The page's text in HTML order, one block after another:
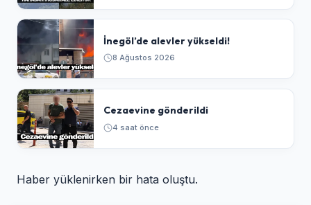
İnegöl’de alevler yükseldi!
8 Ağustos 2026
Cezaevine gönderildi
4 saat önce
Haber yüklenirken bir hata oluştu.